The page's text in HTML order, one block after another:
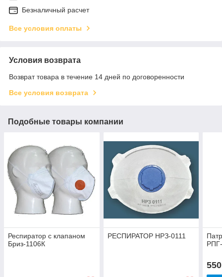
Безналичный расчет
Все условия оплаты
Условия возврата
Возврат товара в течение 14 дней по договоренности
Все условия возврата
Подобные товары компании
Респиратор с клапаном
Бриз-1106К
РЕСПИРАТОР НРЗ-0111
550